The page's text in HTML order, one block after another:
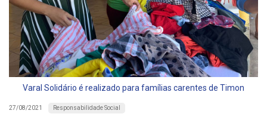
Varal Solidário é realizado para famílias carentes de Timon
27/08/2021 Responsabilidade Social